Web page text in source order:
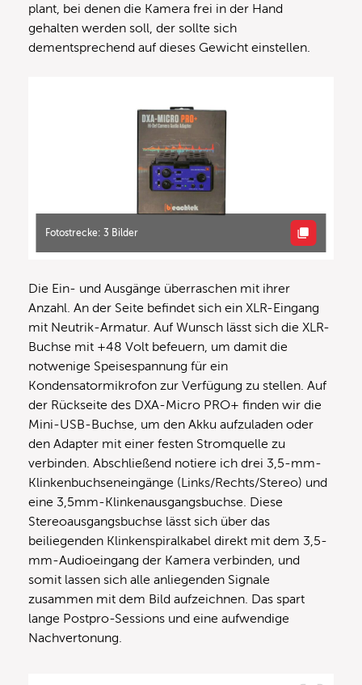
plant, bei denen die Kamera frei in der Hand
gehalten werden soll, der sollte sich
dementsprechend auf dieses Gewicht einstellen.
Fotostrecke: 3 Bilder
Die Ein- und Ausgänge überraschen mit ihrer
Anzahl. An der Seite befindet sich ein XLR-Eingang
mit Neutrik-Armatur. Auf Wunsch lässt sich die XLR-
Buchse mit +48 Volt befeuern, um damit die
notwenige Speisespannung für ein
Kondensatormikrofon zur Verfügung zu stellen. Auf
der Rückseite des DXA-Micro PRO+ finden wir die
Mini-USB-Buchse, um den Akku aufzuladen oder
den Adapter mit einer festen Stromquelle zu
verbinden. Abschließend notiere ich drei 3,5-mm-
Klinkenbuchseneingänge (Links/Rechts/Stereo) und
eine 3,5mm-Klinkenausgangsbuchse. Diese
Stereoausgangsbuchse lässt sich über das
beiliegenden Klinkenspiralkabel direkt mit dem 3,5-
mm-Audioeingang der Kamera verbinden, und
somit lassen sich alle anliegenden Signale
zusammen mit dem Bild aufzeichnen. Das spart
lange Postpro-Sessions und eine aufwendige
Nachvertonung.